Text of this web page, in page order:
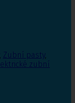
, Zubní pasty,
zubní